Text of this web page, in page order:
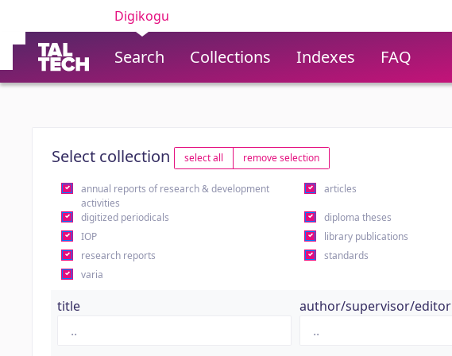
Digikogu
Search Collections Indexes FAQ
Select collection select all remove selection
annual reports of research & development
activities
articles
digitized periodicals diploma theses
IOP
library publications
research reports
standards
varia
title author/supervisor/editor